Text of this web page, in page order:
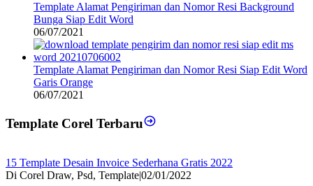
Template Alamat Pengiriman dan Nomor Resi Background
Bunga Siap Edit Word
06/07/2021
Template Alamat Pengiriman dan Nomor Resi Siap Edit Word
Garis Orange
06/07/2021
Template Corel Terbaru
15 Template Desain Invoice Sederhana Gratis 2022
Di Corel Draw, Psd, Template|02/01/2022